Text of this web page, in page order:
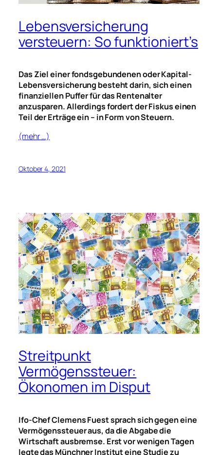
Lebensversicherung
versteuern: So funktioniert’s
Das Ziel einer fondsgebundenen oder Kapital-
Lebensversicherung besteht darin, sich einen
finanziellen Puffer für das Rentenalter
anzusparen. Allerdings fordert der Fiskus einen
Teil der Erträge ein – in Form von Steuern.
(mehr …)
Oktober 4, 2021
Streitpunkt
Vermögenssteuer:
Ökonomen im Disput
Ifo-Chef Clemens Fuest sprach sich gegen eine
Vermögenssteuer aus, da die Abgabe die
Wirtschaft ausbremse. Erst vor wenigen Tagen
legte das Münchner Institut eine Studie zu